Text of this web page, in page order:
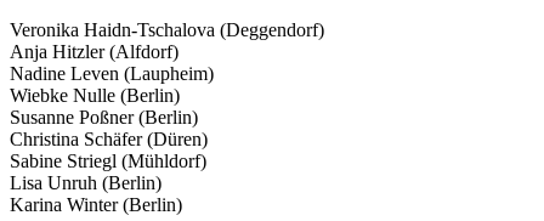
Veronika Haidn-Tschalova (Deggendorf)
Anja Hitzler (Alfdorf)
Nadine Leven (Laupheim)
Wiebke Nulle (Berlin)
Susanne Poßner (Berlin)
Christina Schäfer (Düren)
Sabine Striegl (Mühldorf)
Lisa Unruh (Berlin)
Karina Winter (Berlin)